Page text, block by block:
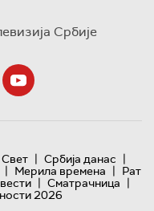
Србије
Свет | Србија данас |
| Мерила времена | Рат
| Сматрачница |
2026